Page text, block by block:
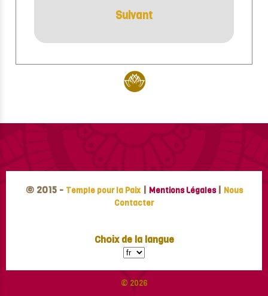
Suivant
© 2015 - Temple pour la Paix | Mentions Légales | Nous
Contacter
Choix de la langue
© 2026